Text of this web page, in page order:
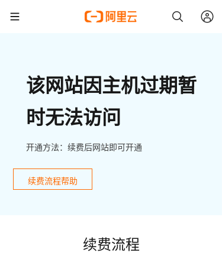
该网站因主机过期暂
时无法访问
开通方法：续费后网站即可开通
续费流程帮助
续费流程